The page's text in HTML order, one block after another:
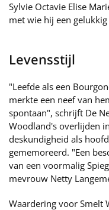
Sylvie Octavie Elise
met wie hij een
Levensstijl
"Leefde als een
merkte een neef van
spontaan", schrijft De
Woodland's overlijden
deskundigheid als
gememoreerd. "Een
van een voormalig
mevrouw Netty
Waardering voor Smelt